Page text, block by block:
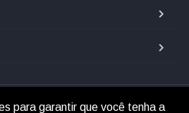
para garantir que você tenha a